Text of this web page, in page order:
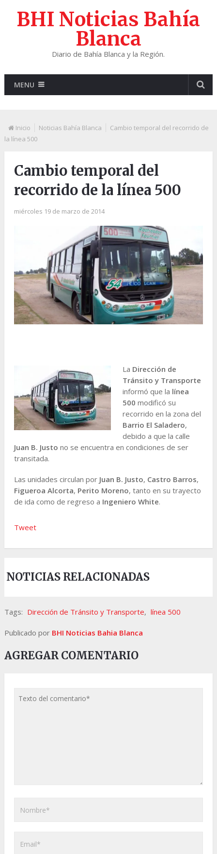
BHI Noticias Bahía
Blanca
Diario de Bahía Blanca y la Región.
MENU
Inicio Noticias Bahía Blanca
Cambio temporal del recorrido de
la línea 500
Cambio temporal del
recorrido de la línea 500
miércoles 19 de marzo de 2014
La Dirección de
Tránsito y Transporte
informó que la línea
500 modificó su
recorrido en la zona del
Barrio El Saladero,
debido a que la calle
Juan B. Justo no se encuentra en condiciones de ser
transitada.
Las unidades circulan por Juan B. Justo, Castro Barros,
Figueroa Alcorta, Perito Moreno, tanto en su trayecto
de ida como de regreso a Ingeniero White.
Tweet
NOTICIAS RELACIONADAS
Tags: Dirección de Tránsito y Transporte, línea 500
Publicado por BHI Noticias Bahia Blanca
AGREGAR COMENTARIO